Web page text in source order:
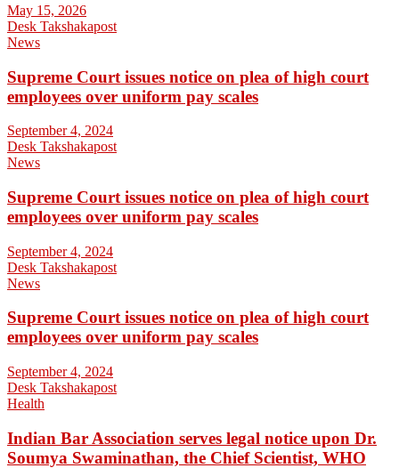
May 15, 2026
Desk Takshakapost
News
Supreme Court issues notice on plea of high court
employees over uniform pay scales
September 4, 2024
Desk Takshakapost
News
Supreme Court issues notice on plea of high court
employees over uniform pay scales
September 4, 2024
Desk Takshakapost
News
Supreme Court issues notice on plea of high court
employees over uniform pay scales
September 4, 2024
Desk Takshakapost
Health
Indian Bar Association serves legal notice upon Dr.
Soumya Swaminathan, the Chief Scientist, WHO